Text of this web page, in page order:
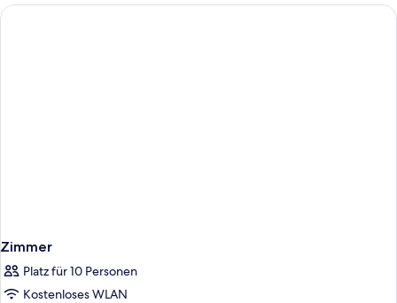
Zimmer
Platz für 10 Personen
Kostenloses WLAN